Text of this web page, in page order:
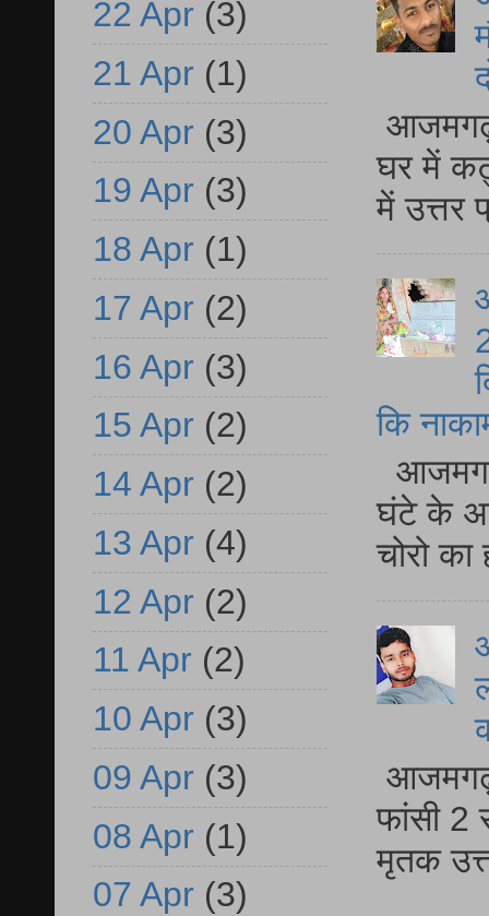
घर में
में
कि
घंटे के
चोरो
आजमगढ़
फांसी 2
मृतक
22 Apr (3)
21 Apr (1)
20 Apr (3)
19 Apr (3)
18 Apr (1)
17 Apr (2)
16 Apr (3)
15 Apr (2)
14 Apr (2)
13 Apr (4)
12 Apr (2)
11 Apr (2)
10 Apr (3)
09 Apr (3)
08 Apr (1)
07 Apr (3)